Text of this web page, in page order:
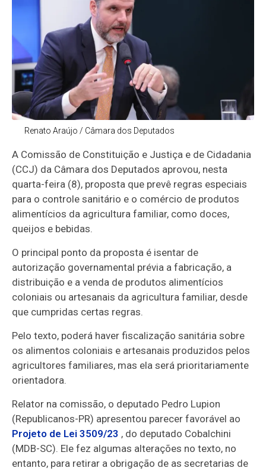
Renato Araújo / Câmara dos Deputados
A Comissão de Constituição e Justiça e de Cidadania
(CCJ) da Câmara dos Deputados aprovou, nesta
quarta-feira (8), proposta que prevê regras especiais
para o controle sanitário e o comércio de produtos
alimentícios da agricultura familiar, como doces,
queijos e bebidas.
O principal ponto da proposta é isentar de
autorização governamental prévia a fabricação, a
distribuição e a venda de produtos alimentícios
coloniais ou artesanais da agricultura familiar, desde
que cumpridas certas regras.
Pelo texto, poderá haver fiscalização sanitária sobre
os alimentos coloniais e artesanais produzidos pelos
agricultores familiares, mas ela será prioritariamente
orientadora.
Relator na comissão, o deputado Pedro Lupion
(Republicanos-PR) apresentou parecer favorável ao
Projeto de Lei 3509/23 , do deputado Cobalchini
(MDB-SC). Ele fez algumas alterações no texto, no
entanto, para retirar a obrigação de as secretarias de